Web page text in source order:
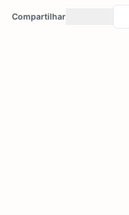
Compartilhar